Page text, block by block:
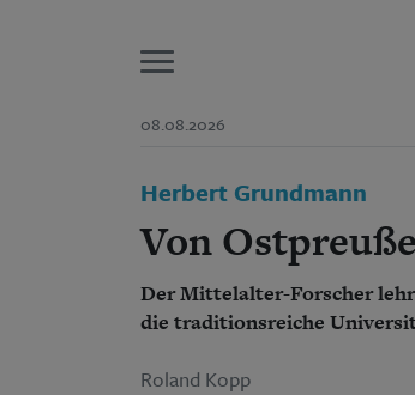
08.08.2026
Start
Aktuelle Ausgabe
Abonnenten-Login
Abonnent werden
Abo Prämien
Mediadaten
Suchen und finden
Herbert Grundmann
Von
Der Mittelalter-Forscher
die traditionsreiche
Roland Kopp